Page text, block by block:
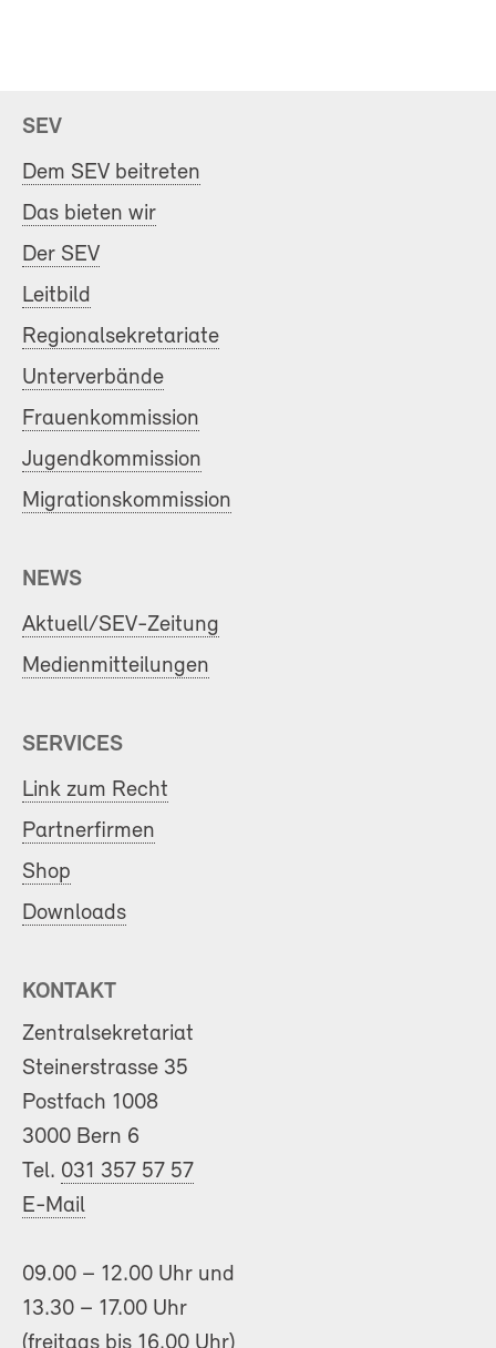
SEV
Dem SEV beitreten
Das bieten wir
Der SEV
Leitbild
Regionalsekretariate
Unterverbände
Frauenkommission
Jugendkommission
Migrationskommission
NEWS
Aktuell/SEV-Zeitung
Medienmitteilungen
SERVICES
Link zum Recht
Partnerfirmen
Shop
Downloads
KONTAKT
Zentralsekretariat
Steinerstrasse 35
Postfach 1008
3000 Bern 6
Tel. 031 357 57 57
E-Mail
09.00 – 12.00 Uhr und
13.30 – 17.00 Uhr
(freitags bis 16.00 Uhr)